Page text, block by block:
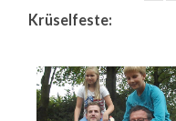
Krüselfeste: